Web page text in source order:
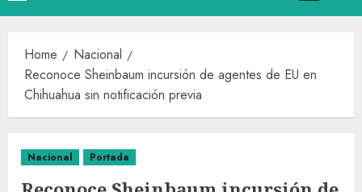
Home
Nacional
Reconoce Sheinbaum incursión de agentes de EU en
Chihuahua sin notificación previa
Nacional Portada